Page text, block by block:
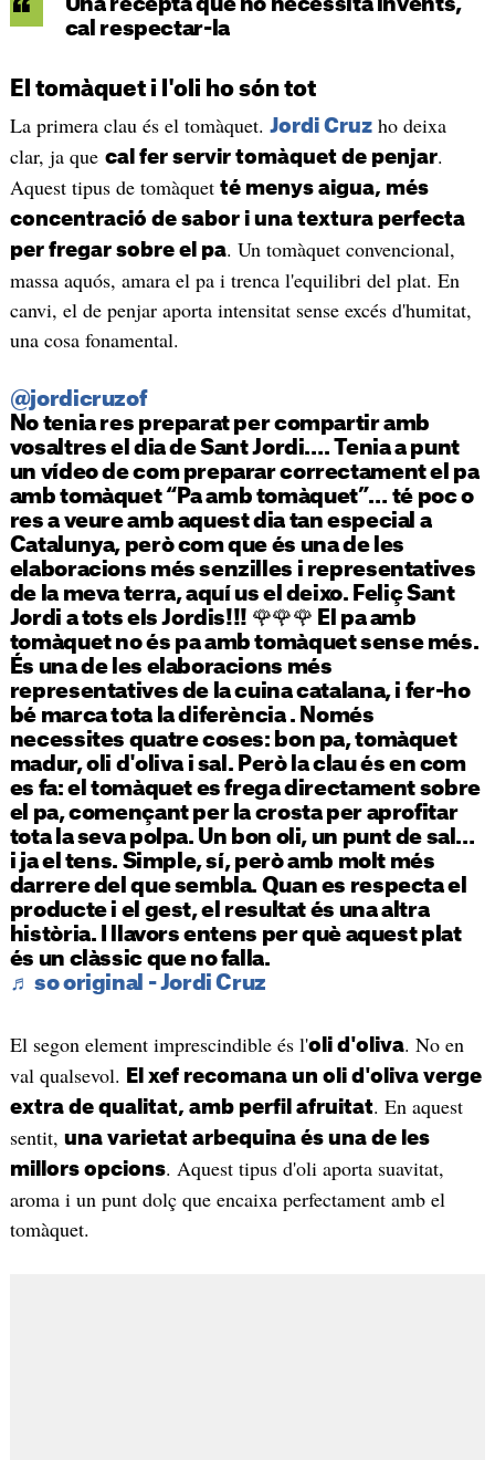
Una recepta que no necessita invents,
cal respectar-la
El tomàquet i l'oli ho són tot
La primera clau és el tomàquet. Jordi Cruzho deixa
clar, ja que cal fer servir tomàquet de penjar.
Aquest tipus de tomàquet té menys aigua, més
concentració de sabor i una textura perfecta
per fregar sobre el pa. Un tomàquet convencional,
massa aquós, amara el pa i trenca l'equilibri del plat. En
canvi, el de penjar aporta intensitat sense excés d'humitat,
una cosa fonamental.
@jordicruzof
No tenia res preparat per compartir amb
vosaltres el dia de Sant Jordi…. Tenia a punt
un vídeo de com preparar correctament el pa
amb tomàquet “Pa amb tomàquet”… té poc o
res a veure amb aquest dia tan especial a
Catalunya, però com que és una de les
elaboracions més senzilles i representatives
de la meva terra, aquí us el deixo. Feliç Sant
Jordi a tots els Jordis!!! 🌹🌹🌹 El pa amb
tomàquet no és pa amb tomàquet sense més.
És una de les elaboracions més
representatives de la cuina catalana, i fer-ho
bé marca tota la diferència . Només
necessites quatre coses: bon pa, tomàquet
madur, oli d'oliva i sal. Però la clau és en com
es fa: el tomàquet es frega directament sobre
el pa, començant per la crosta per aprofitar
tota la seva polpa. Un bon oli, un punt de sal…
i ja el tens. Simple, sí, però amb molt més
darrere del que sembla. Quan es respecta el
producte i el gest, el resultat és una altra
història. I llavors entens per què aquest plat
és un clàssic que no falla.
♬ so original - Jordi Cruz
El segon element imprescindible és l'oli d'oliva. No en
val qualsevol.
El xef recomana un oli d'oliva verge
extra de qualitat, amb perfil afruitat. En aquest
sentit, una varietat arbequina és una de les
millors opcions. Aquest tipus d'oli aporta suavitat,
aroma i un punt dolç que encaixa perfectament amb el
tomàquet.